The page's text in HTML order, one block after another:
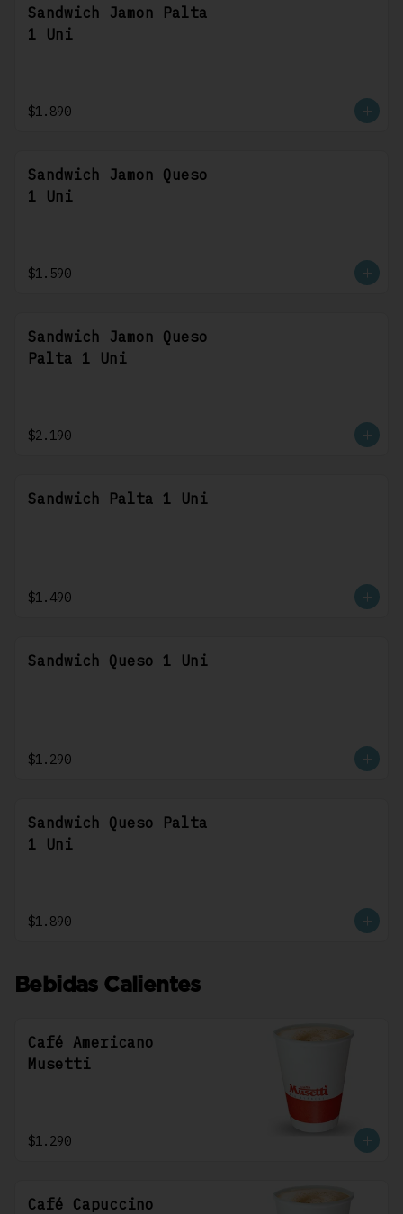
Sandwich Jamon Palta
1 Uni
$1.890
Sandwich Jamon Queso
1 Uni
$1.590
Sandwich Jamon Queso
Palta 1 Uni
$2.190
Sandwich Palta 1 Uni
$1.490
Sandwich Queso 1 Uni
$1.290
Sandwich Queso Palta
1 Uni
$1.890
Bebidas Calientes
Café Americano
Musetti
$1.290
Café Capuccino